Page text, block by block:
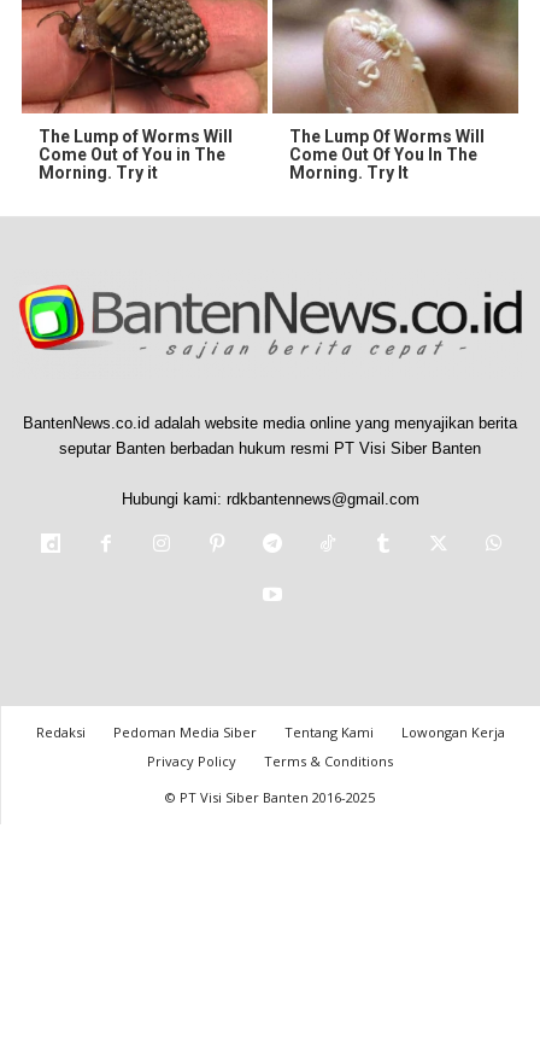
The Lump of Worms Will
Come Out of You in The
Morning. Try it
The Lump Of Worms Will
Come Out Of You In The
Morning. Try It
BantenNews.co.id adalah website media online yang menyajikan berita
seputar Banten berbadan hukum resmi PT Visi Siber Banten
Hubungi kami: rdkbantennews@gmail.com
Redaksi Pedoman Media Siber Tentang Kami
Lowongan Kerja
Privacy Policy
Terms & Conditions
© PT Visi Siber Banten 2016-2025